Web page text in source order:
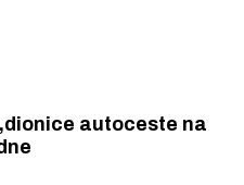
autoceste na